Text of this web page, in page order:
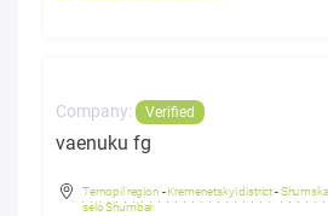
Company: Verified
vaenuku fg
Ternopil region -Kremenetskyi district-
selo Shumbar